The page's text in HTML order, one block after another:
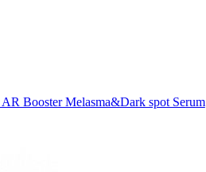
Booster Melasma&Dark spot Serum